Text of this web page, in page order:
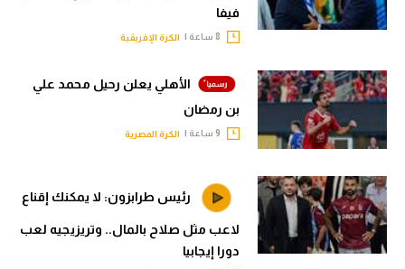
فيفا
الكرة الإفريقية
الأهلي يعلن رحيل محمد علي
بن رمضان
الكرة المصرية
رئيس طرابزون: لا يمكنك إقناع
لاعب مثل صلاح بالمال.. وتريزيجيه لعب
دورا إيجابيا